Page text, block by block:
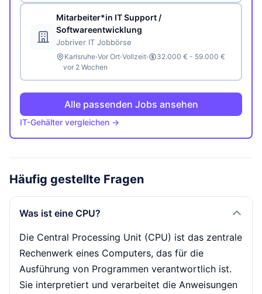
Mitarbeiter*in IT Support /
Softwareentwicklung
Jobriver IT Jobbörse
Karlsruhe·Vor Ort·Vollzeit·
32.000 € - 59.000 €
vor 2 Wochen
Alle passenden Jobs ansehen
IT-Gehälter vergleichen →
Häufig gestellte Fragen
Was ist eine CPU?
Die Central Processing Unit (CPU) ist das zentrale
Rechenwerk eines Computers, das für die
Ausführung von Programmen verantwortlich ist.
Sie interpretiert und verarbeitet die Anweisungen